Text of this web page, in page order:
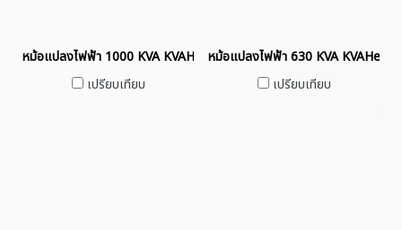
หม้อแปลงไฟฟ้า 1000 KVA KVAHermetically Sealed without Gas
เปรียบเทียบ
หม้อแปลงไฟฟ้า 630 KVA
เปรียบเทียบ